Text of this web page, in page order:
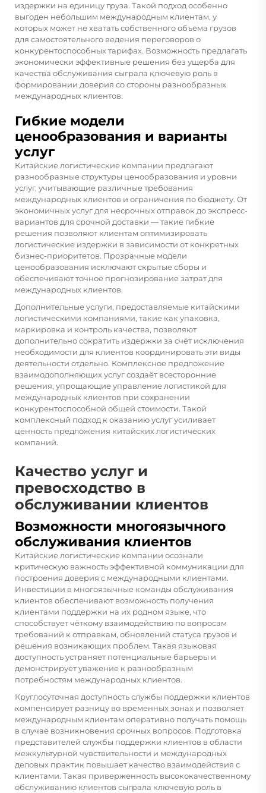
издержки на единицу груза. Такой подход особенно
выгоден небольшим международным клиентам, у
которых может не хватать собственного объема грузов
для самостоятельного ведения переговоров о
конкурентоспособных тарифах. Возможность предлагать
экономически эффективные решения без ущерба для
качества обслуживания сыграла ключевую роль в
формировании доверия со стороны разнообразных
международных клиентов.
Гибкие модели
ценообразования и варианты
услуг
Китайские логистические компании предлагают
разнообразные структуры ценообразования и уровни
услуг, учитывающие различные требования
международных клиентов и ограничения по бюджету. От
экономичных услуг для несрочных отправок до экспресс-
вариантов для срочной доставки — такие гибкие
решения позволяют клиентам оптимизировать
логистические издержки в зависимости от конкретных
бизнес-приоритетов. Прозрачные модели
ценообразования исключают скрытые сборы и
обеспечивают точное прогнозирование затрат для
международных клиентов.
Дополнительные услуги, предоставляемые китайскими
логистическими компаниями, такие как упаковка,
маркировка и контроль качества, позволяют
дополнительно сократить издержки за счёт исключения
необходимости для клиентов координировать эти виды
деятельности отдельно. Комплексное предложение
взаимодополняющих услуг создаёт всесторонние
решения, упрощающие управление логистикой для
международных клиентов при сохранении
конкурентоспособной общей стоимости. Такой
комплексный подход к оказанию услуг усиливает
ценность предложения китайских логистических
компаний.
Качество услуг и
превосходство в
обслуживании клиентов
Возможности многоязычного
обслуживания клиентов
Китайские логистические компании осознали
критическую важность эффективной коммуникации для
построения доверия с международными клиентами.
Инвестиции в многоязычные команды обслуживания
клиентов обеспечивают возможность получения
клиентами поддержки на их родном языке, что
способствует чёткому взаимодействию по вопросам
требований к отправкам, обновлений статуса грузов и
решения возникающих проблем. Такая языковая
доступность устраняет потенциальные барьеры и
демонстрирует уважение к разнообразным
потребностям международных клиентов.
Круглосуточная доступность службы поддержки клиентов
компенсирует разницу во временных зонах и позволяет
международным клиентам оперативно получать помощь
в случае возникновения срочных вопросов. Подготовка
представителей службы поддержки клиентов в области
межкультурной чувствительности и международных
деловых практик повышает качество взаимодействия с
клиентами. Такая приверженность высококачественному
обслуживанию клиентов сыграла ключевую роль в